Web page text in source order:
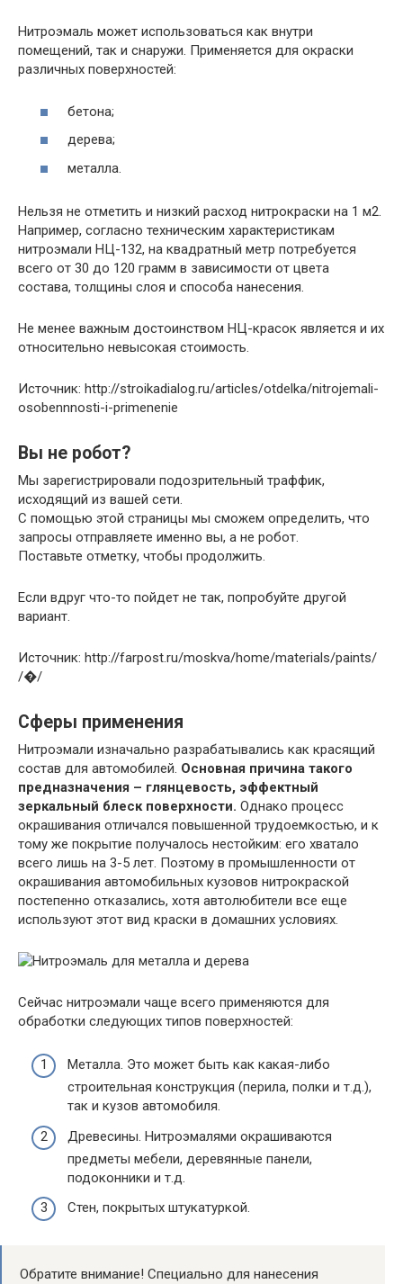
Нитроэмаль может использоваться как внутри
помещений, так и снаружи. Применяется для окраски
различных поверхностей:
бетона;
дерева;
металла.
Нельзя не отметить и низкий расход нитрокраски на 1 м2.
Например, согласно техническим характеристикам
нитроэмали НЦ-132, на квадратный метр потребуется
всего от 30 до 120 грамм в зависимости от цвета
состава, толщины слоя и способа нанесения.
Не менее важным достоинством НЦ-красок является и их
относительно невысокая стоимость.
Источник: http://stroikadialog.ru/articles/otdelka/nitrojemali-
osobennnosti-i-primenenie
Вы не робот?
Мы зарегистрировали подозрительный траффик,
исходящий из вашей сети.
С помощью этой страницы мы сможем определить, что
запросы отправляете именно вы, а не робот.
Поставьте отметку, чтобы продолжить.
Если вдруг что-то пойдет не так, попробуйте другой
вариант.
Источник: http://farpost.ru/moskva/home/materials/paints/
/�/
Сферы применения
Нитроэмали изначально разрабатывались как красящий
состав для автомобилей. Основная причина такого
предназначения – глянцевость, эффектный
зеркальный блеск поверхности. Однако процесс
окрашивания отличался повышенной трудоемкостью, и к
тому же покрытие получалось нестойким: его хватало
всего лишь на 3-5 лет. Поэтому в промышленности от
окрашивания автомобильных кузовов нитрокраской
постепенно отказались, хотя автолюбители все еще
используют этот вид краски в домашних условиях.
Сейчас нитроэмали чаще всего применяются для
обработки следующих типов поверхностей:
Металла. Это может быть как какая-либо
строительная конструкция (перила, полки и т.д.),
так и кузов автомобиля.
Древесины. Нитроэмалями окрашиваются
предметы мебели, деревянные панели,
подоконники и т.д.
Стен, покрытых штукатуркой.
Обратите внимание! Специально для нанесения